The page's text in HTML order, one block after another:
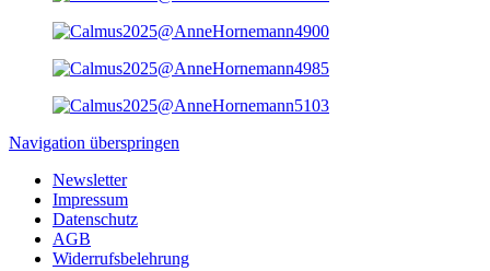
Navigation überspringen
Newsletter
Impressum
Datenschutz
AGB
Widerrufsbelehrung